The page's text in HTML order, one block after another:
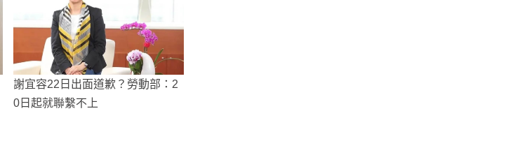
謝宜容22日出面道歉？勞動部：2
0日起就聯繫不上